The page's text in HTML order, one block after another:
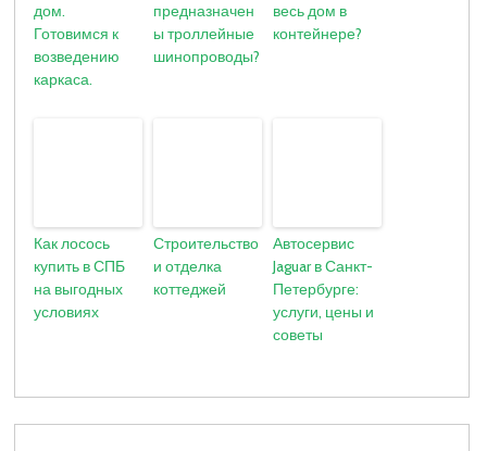
дом.
Готовимся к
возведению
каркаса.
предназначен
ы троллейные
шинопроводы?
весь дом в
контейнере?
Как лосось
купить в СПБ
на выгодных
условиях
Строительство
и отделка
коттеджей
Автосервис
Jaguar в Санкт-
Петербурге:
услуги, цены и
советы